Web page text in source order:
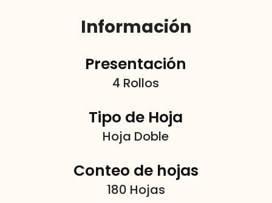
Información
Presentación
4 Rollos
Tipo de Hoja
Hoja Doble
Conteo de hojas
180 Hojas